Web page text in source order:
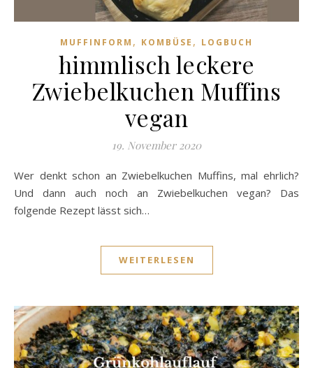
MUFFINFORM , KOMBÜSE , LOGBUCH
himmlisch leckere
Zwiebelkuchen Muffins
vegan
19. November 2020
Wer denkt schon an Zwiebelkuchen Muffins, mal ehrlich?
Und dann auch noch an Zwiebelkuchen vegan? Das
folgende Rezept lässt sich…
WEITERLESEN